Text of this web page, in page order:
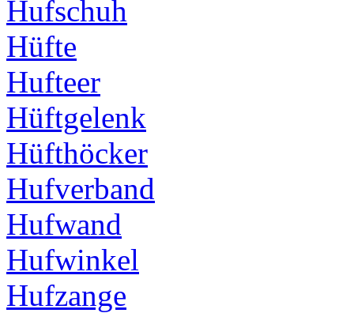
Hufschuh
Hüfte
Hufteer
Hüftgelenk
Hüfthöcker
Hufverband
Hufwand
Hufwinkel
Hufzange